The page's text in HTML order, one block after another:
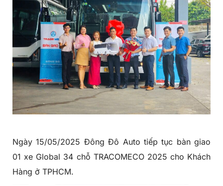
Ngày 15/05/2025 Đông Đô Auto tiếp tục bàn giao
01 xe Global 34 chỗ TRACOMECO 2025 cho Khách
Hàng ở TPHCM.